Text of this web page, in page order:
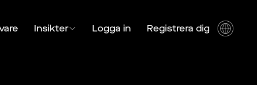
Insikter Logga in Registrera dig